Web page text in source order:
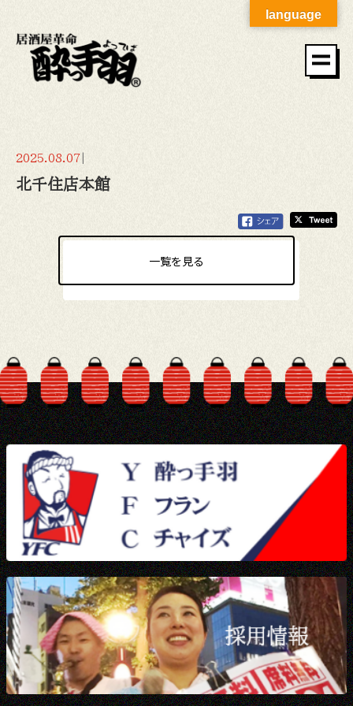
2025.08.07
北千住店本館
一覧を見る
language